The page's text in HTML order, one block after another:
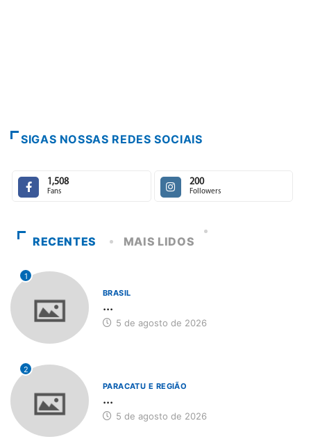
SIGAS NOSSAS REDES SOCIAIS
1,508
Fans
200
Followers
RECENTES MAIS LIDOS
1
BRASIL
...
5 de agosto de 2026
2
PARACATU E REGIÃO
...
5 de agosto de 2026